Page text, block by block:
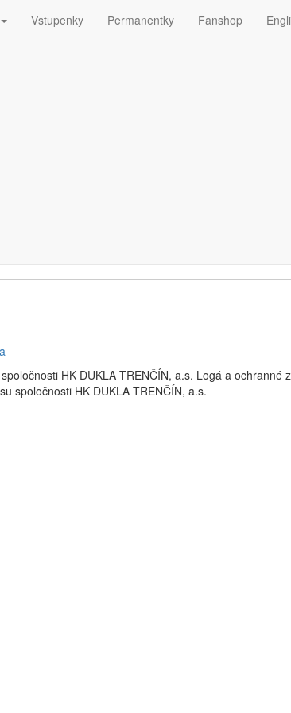
Vstupenky Permanentky Fanshop
HK DUKLA TRENČÍN, a.s. Logá a ochranné
spoločnosti HK DUKLA TRENČÍN, a.s.